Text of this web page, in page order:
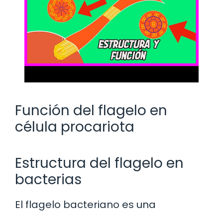
Función del flagelo en
célula procariota
Estructura del flagelo en
bacterias
El flagelo bacteriano es una